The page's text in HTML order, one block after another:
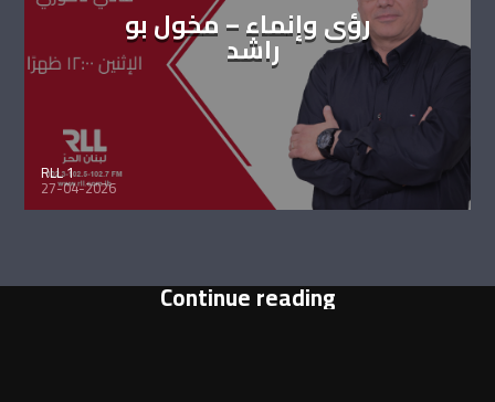
رؤى وإنماء – مخول بو
راشد
RLL 1
27-04-2026
Continue reading